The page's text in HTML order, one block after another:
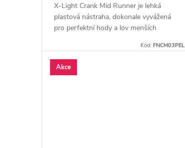
X-Light Crank Mid Runner je lehká
plastová nástraha, dokonale vyvážená
pro perfektní hody a lov menších
wobler je pod vodou velmi akční.
Kód:FNCM03PEL
Akce